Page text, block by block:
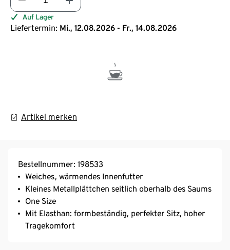
Auf Lager
Liefertermin: Mi., 12.08.2026 - Fr., 14.08.2026
Artikel merken
Bestellnummer: 198533
Weiches, wärmendes Innenfutter
Kleines Metallplättchen seitlich oberhalb des Saums
One Size
Mit Elasthan: formbeständig, perfekter Sitz, hoher
Tragekomfort